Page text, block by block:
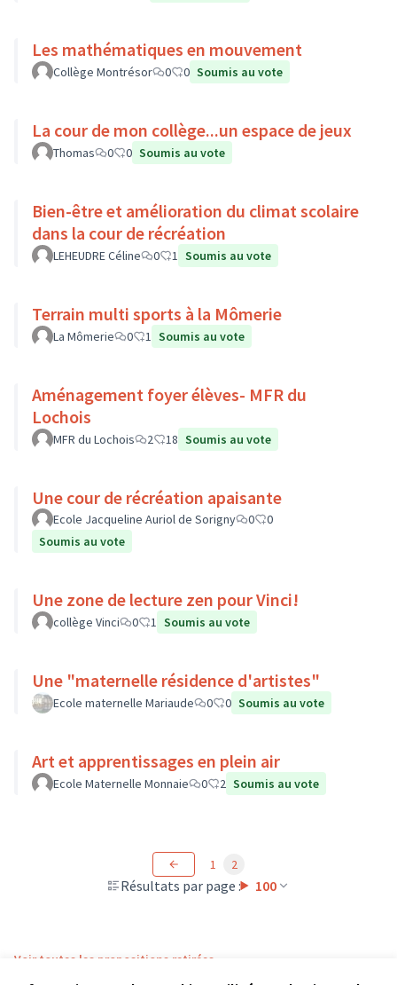
Les mathématiques en mouvement
Collège Montrésor 0 0 Soumis au vote
La cour de mon collège...un espace de jeux
Thomas 0 0 Soumis au vote
Bien-être et amélioration du climat scolaire
dans la cour de récréation
LEHEUDRE Céline 0 1 Soumis au vote
Terrain multi sports à la Mômerie
La Mômerie 0 1 Soumis au vote
Aménagement foyer élèves- MFR du
Lochois
MFR du Lochois 2 18 Soumis au vote
Une cour de récréation apaisante
Ecole Jacqueline Auriol de Sorigny 0
0
Soumis au vote
Une zone de lecture zen pour Vinci!
collège Vinci 0 1 Soumis au vote
Une "maternelle résidence d'artistes"
Ecole maternelle Mariaude 0 0 Soumis au vote
Art et apprentissages en plein air
Ecole Maternelle Monnaie 0 2 Soumis au vote
Résultats par page : 100
1 2
Voir toutes les propositions retirées